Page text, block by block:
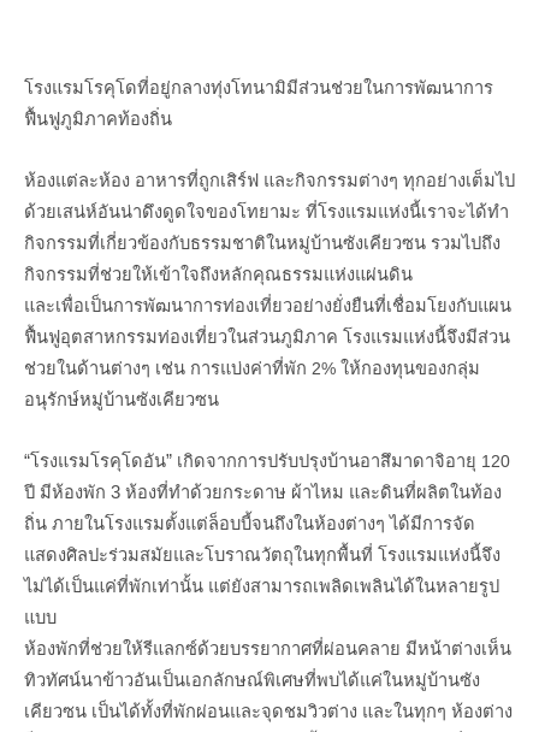
โรงแรมโรคุโดที่อยู่กลางทุ่งโทนามิมีส่วนช่วยในการพัฒนาการ
ฟื้นฟูภูมิภาคท้องถิ่น
ห้องแต่ละห้อง อาหารที่ถูกเสิร์ฟ และกิจกรรมต่างๆ ทุกอย่างเต็มไป
ด้วยเสน่ห์อันน่าดึงดูดใจของโทยามะ ที่โรงแรมแห่งนี้เราจะได้ทำ
กิจกรรมที่เกี่ยวข้องกับธรรมชาติในหมู่บ้านซังเคียวซน รวมไปถึง
กิจกรรมที่ช่วยให้เข้าใจถึงหลักคุณธรรมแห่งแผ่นดิน
และเพื่อเป็นการพัฒนาการท่องเที่ยวอย่างยั่งยืนที่เชื่อมโยงกับแผน
ฟื้นฟูอุตสาหกรรมท่องเที่ยวในส่วนภูมิภาค โรงแรมแห่งนี้จึงมีส่วน
ช่วยในด้านต่างๆ เช่น การแบ่งค่าที่พัก 2% ให้กองทุนของกลุ่ม
อนุรักษ์หมู่บ้านซังเคียวซน
“โรงแรมโรคุโดอัน” เกิดจากการปรับปรุงบ้านอาสึมาดาจิอายุ 120
ปี มีห้องพัก 3 ห้องที่ทำด้วยกระดาษ ผ้าไหม และดินที่ผลิตในท้อง
ถิ่น ภายในโรงแรมตั้งแต่ล็อบบี้จนถึงในห้องต่างๆ ได้มีการจัด
แสดงศิลปะร่วมสมัยและโบราณวัตถุในทุกพื้นที่ โรงแรมแห่งนี้จึง
ไม่ได้เป็นแค่ที่พักเท่านั้น แต่ยังสามารถเพลิดเพลินได้ในหลายรูป
แบบ
ห้องพักที่ช่วยให้รีแลกซ์ด้วยบรรยากาศที่ผ่อนคลาย มีหน้าต่างเห็น
ทิวทัศน์นาข้าวอันเป็นเอกลักษณ์พิเศษที่พบได้แค่ในหมู่บ้านซัง
เคียวซน เป็นได้ทั้งที่พักผ่อนและจุดชมวิวต่าง และในทุกๆ ห้องต่าง